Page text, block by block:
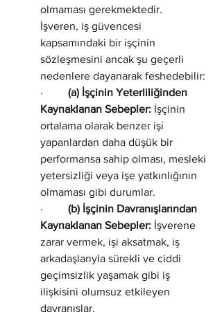
olmaması gerekmektedir.
İşveren, iş güvencesi
kapsamındaki bir işçinin
sözleşmesini ancak şu geçerli
nedenlere dayanarak feshedebilir:
· (a) İşçinin Yeterliliğinden
Kaynaklanan Sebepler: İşçinin
ortalama olarak benzer işi
yapanlardan daha düşük bir
performansa sahip olması, mesleki
yetersizliği veya işe yatkınlığının
olmaması gibi durumlar.
· (b) İşçinin Davranışlarından
Kaynaklanan Sebepler: İşverene
zarar vermek, işi aksatmak, iş
arkadaşlarıyla sürekli ve ciddi
geçimsizlik yaşamak gibi iş
ilişkisini olumsuz etkileyen
davranışlar.